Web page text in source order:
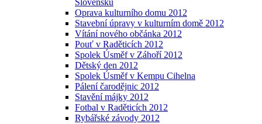
Slovensku
Oprava kulturního domu 2012
Stavební úpravy v kulturním domě 2012
Vítání nového občánka 2012
Pouť v Raděticích 2012
Spolek Úsměf v Záhoří 2012
Dětský den 2012
Spolek Úsměf v Kempu Cihelna
Pálení čarodějnic 2012
Stavění májky 2012
Fotbal v Raděticích 2012
Rybářské závody 2012